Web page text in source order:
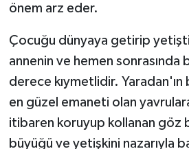
önem arz eder.
Çocuğu dünyaya getirip
annenin ve hemen sonrasında
derece kıymetlidir.
en güzel emaneti olan
itibaren koruyup kollanan göz
büyüğü ve yetişkini nazarıyla